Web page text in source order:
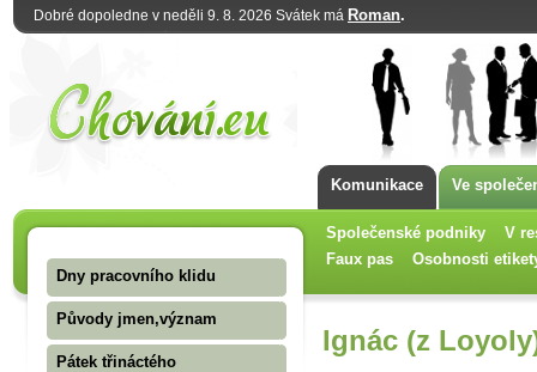
Dobré dopoledne v neděli 9. 8. 2026 Svátek má Roman.
Komunikace Ve
Společenské podniky
V
Faux pas
Osobnosti
Dny pracovního klidu
Původy jmen,význam
Pátek třináctého
Ignác (z